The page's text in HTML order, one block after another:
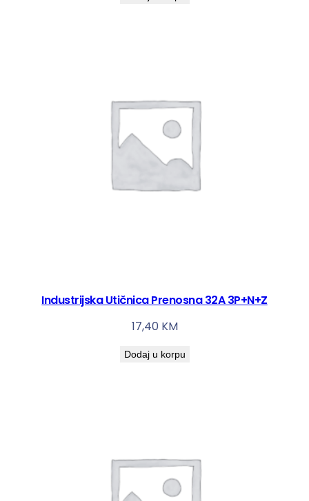
Industrijska Utičnica Prenosna 32A 3P+N+Z
17,40 KM
Dodaj u korpu